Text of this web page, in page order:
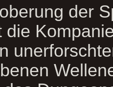
der
die